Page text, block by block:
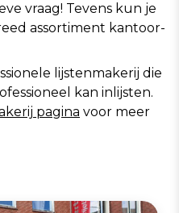
vraag! Tevens kun je
assortiment kantoor-
lijstenmakerij die
kan inlijsten.
pagina voor meer